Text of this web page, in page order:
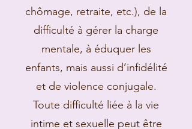
chômage, retraite, etc.), de la
difficulté à gérer la charge
mentale, à éduquer les
enfants, mais aussi d’infidélité
et de violence conjugale.
Toute difficulté liée à la vie
intime et sexuelle peut être